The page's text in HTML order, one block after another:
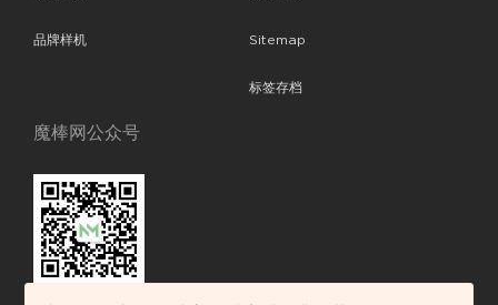
品牌样机 Sitemap
标签存档
魔棒网公众号